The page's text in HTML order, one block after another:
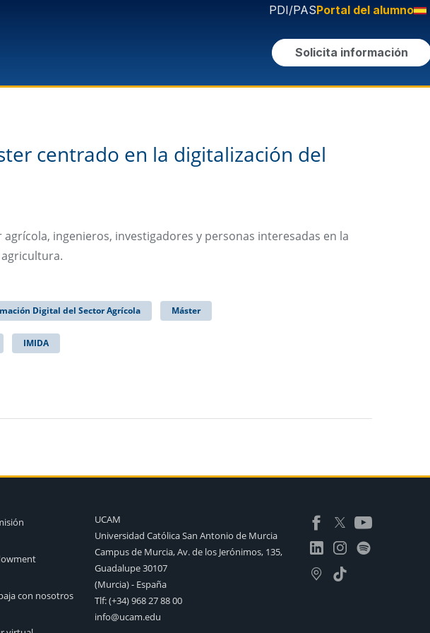
PDI/PASPortal del alumno
Solicita información
centrado en la digitalización del
ingenieros, investigadores y personas interesadas en la
Digital del Sector Agrícola Máster
IMIDA
con nosotros
UCAM
Universidad Católica San Antonio de Murcia
Campus de Murcia, Av. de los Jerónimos, 135,
Guadalupe 30107
(Murcia) - España
Tlf:(+34) 968 27 88 00
info@ucam.edu